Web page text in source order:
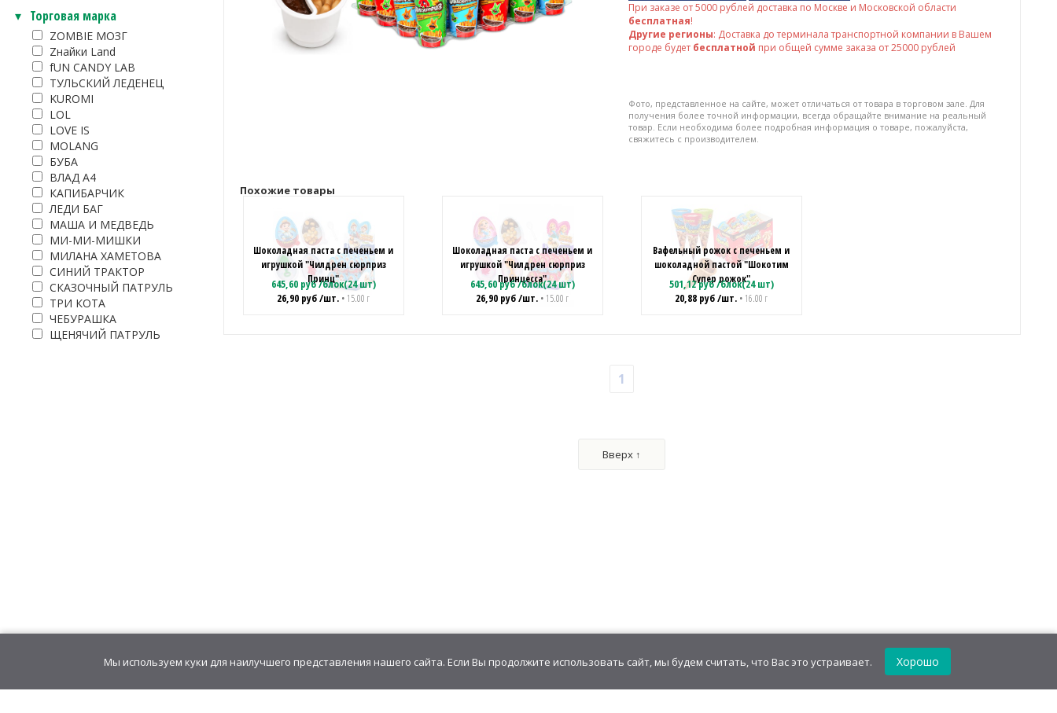
Торговая марка
ZOMBIE МОЗГ
Zнайки Land
fUN CANDY LAB
ТУЛЬСКИЙ ЛЕДЕНЕЦ
KUROMI
LOL
LOVE IS
MOLANG
БУБА
ВЛАД А4
КАПИБАРЧИК
ЛЕДИ БАГ
МАША И МЕДВЕДЬ
МИ-МИ-МИШКИ
МИЛАНА ХАМЕТОВА
СИНИЙ ТРАКТОР
СКАЗОЧНЫЙ ПАТРУЛЬ
ТРИ КОТА
ЧЕБУРАШКА
ЩЕНЯЧИЙ ПАТРУЛЬ
При заказе от5000 рублей доставка по Москве и Московской области
бесплатная!
Другие регионы: Доставка до терминала транспортной компании в Вашем
городе будет бесплатной при общей сумме заказа от 25000 рублей
Фото, представленное на сайте, может отличаться от товара в торговом зале. Для
получения более точной информации, всегда обращайте внимание на реальный
товар. Если необходима более подробная информация о товаре, пожалуйста,
свяжитесь с производителем.
Похожие товары
Шоколадная паста с печеньем и
игрушкой "Чилдрен сюрприз
Принц"
645,60руб/блок(24 шт)
26,90 руб/шт. • 15.00 г
Шоколадная паста с печеньем и
игрушкой "Чилдрен сюрприз
Принцесса"
645,60руб/блок(24 шт)
26,90 руб/шт. • 15.00 г
Вафельный рожок с печеньем и
шоколадной пастой "Шокотим
Супер рожок"
501,12руб/блок(24 шт)
20,88 руб/шт. • 16.00 г
1
Вверх ↑
Мы используем куки для наилучшего представления нашего сайта. Если Вы продолжите использовать сайт, мы будем считать, что Вас это устраивает. Хорошо